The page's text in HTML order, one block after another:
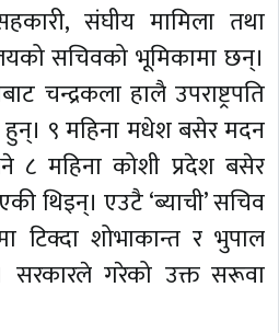
संघीय मामिला तथा
सचिवको भूमिकामा छन्।
चन्द्रकला हालै उपराष्ट्रपति
९ महिना मधेश बसेर मदन
८ महिना कोशी प्रदेश बसेर
थिइन्। एउटै ‘ब्याची’ सचिव
टिक्दा शोभाकान्त र भुपाल
सरकारले गरेको उक्त सरूवा